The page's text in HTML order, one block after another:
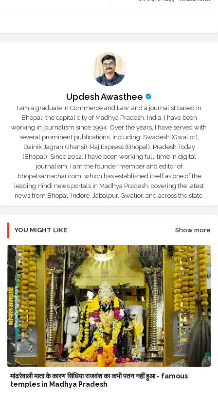
Updesh Awasthee
I am a graduate in Commerce and Law, and a journalist based in
Bhopal, the capital city of Madhya Pradesh, India. I have been
working in journalism since 1994. Over the years, I have served with
several prominent publications, including: Swadesh (Gwalior),
Dainik Jagran (Jhansi), Raj Express (Bhopal), Pradesh Today
(Bhopal); Since 2012, I have been working full-time in digital
journalism. I am the founder member and editor of
bhopalsamachar.com, which has established itself as one of the
leading Hindi news portals in Madhya Pradesh, covering the latest
news from Bhopal, Indore, Jabalpur, Gwalior, and across the state.
YOU MIGHT LIKE Show more
मांढरेवाली माता के कारण सिंधिया राजवंश का कभी पतन नहीं हुआ - famous
temples in Madhya Pradesh